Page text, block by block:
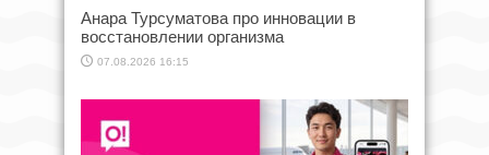
Анара Турсуматова про инновации в
восстановлении организма
07.08.2026 16:15